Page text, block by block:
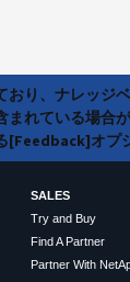
り、ナレッ
れている場
オプ
SALES
Try and Buy
Find A Partner
Partner With